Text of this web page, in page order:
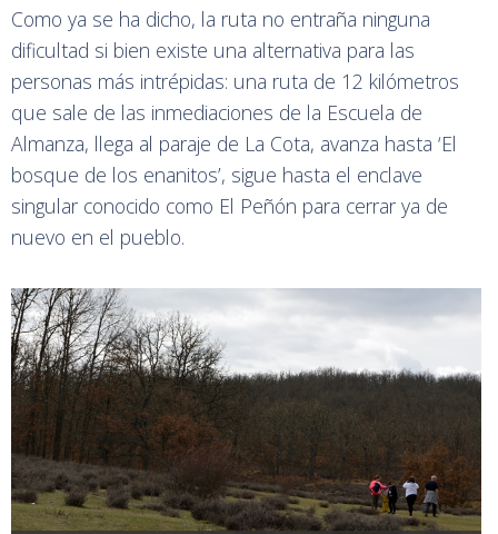
Como ya se ha dicho, la ruta no entraña ninguna
dificultad si bien existe una alternativa para las
personas más intrépidas: una ruta de 12 kilómetros
que sale de las inmediaciones de la Escuela de
Almanza, llega al paraje de La Cota, avanza hasta ‘El
bosque de los enanitos’, sigue hasta el enclave
singular conocido como El Peñón para cerrar ya de
nuevo en el pueblo.